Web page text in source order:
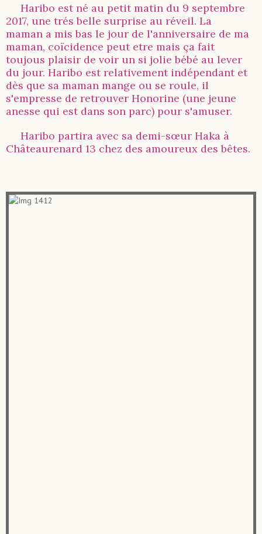
Haribo est né au petit matin du 9 septembre
2017, une trés belle surprise au réveil. La
maman a mis bas le jour de l'anniversaire de ma
maman, coïcidence peut etre mais ça fait
toujous plaisir de voir un si jolie bébé au lever
du jour. Haribo est relativement indépendant et
dès que sa maman mange ou se roule, il
s'empresse de retrouver Honorine (une jeune
anesse qui est dans son parc) pour s'amuser.
Haribo partira avec sa demi-sœur Haka à
Châteaurenard 13 chez des amoureux des bêtes.